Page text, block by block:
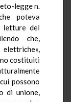
legge n.
poteva
letture del
che,
costituiti
possono
di unione,